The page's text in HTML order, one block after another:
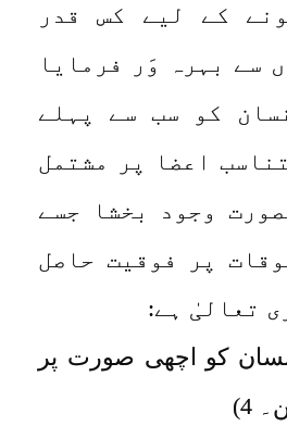
کے لیے کس قدر
سے بہرہ وَر فرمایا
کو سب سے پہلے
اعضا پر مشتمل
وجود بخشا جسے
پر فوقیت حاصل
تعالیٰ ہے:
کو اچھی صورت پر
4)